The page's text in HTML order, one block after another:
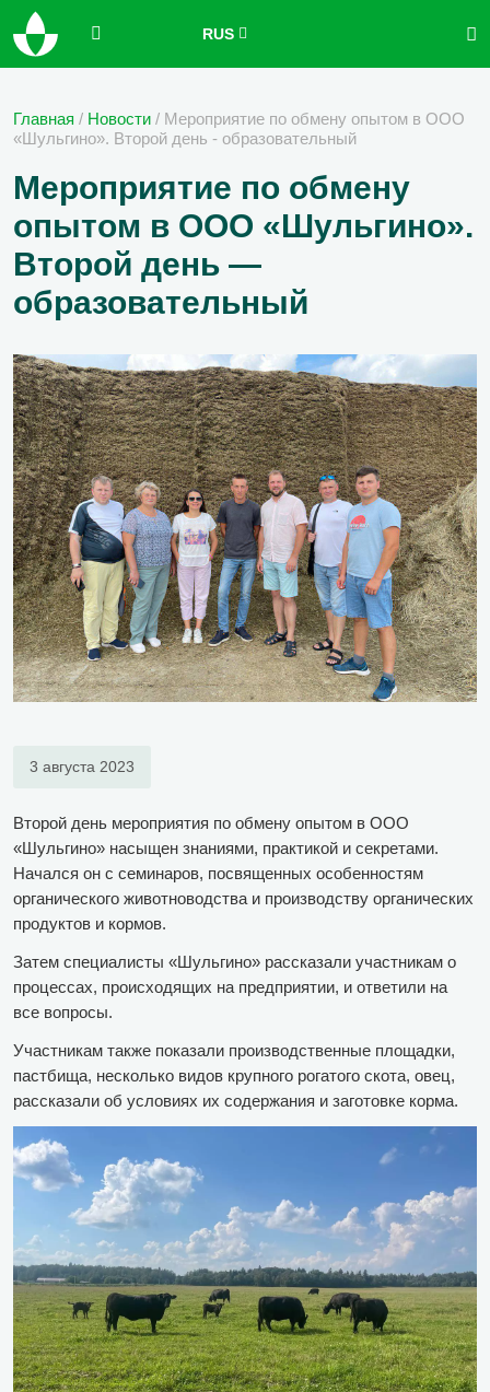
RUS
Главная / Новости / Мероприятие по обмену опытом в ООО
«Шульгино». Второй день - образовательный
Мероприятие по обмену
опытом в ООО «Шульгино».
Второй день —
образовательный
3 августа 2023
Второй день мероприятия по обмену опытом в ООО
«Шульгино» насыщен знаниями, практикой и секретами.
Начался он с семинаров, посвященных особенностям
органического животноводства и производству органических
продуктов и кормов.
Затем специалисты «Шульгино» рассказали участникам о
процессах, происходящих на предприятии, и ответили на
все вопросы.
Участникам также показали производственные площадки,
пастбища, несколько видов крупного рогатого скота, овец,
рассказали об условиях их содержания и заготовке корма.